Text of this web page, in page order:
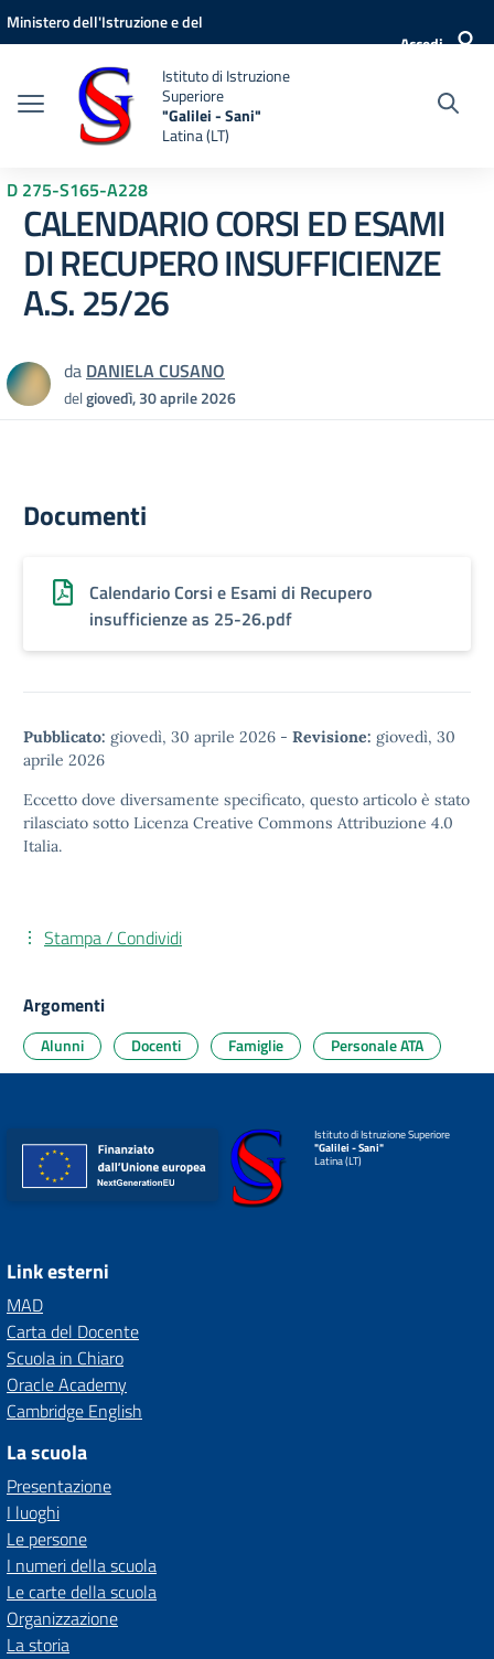
Vai ai contenuti
Vai al menu di navigazione
Vai al footer
Ministero dell'Istruzione e del
Accedi
Istituto di Istruzione
Superiore
"Galilei - Sani"
Latina (LT)
D 275-S165-A228
CALENDARIO CORSI ED ESAMI
DI RECUPERO INSUFFICIENZE
A.S. 25/26
da DANIELA CUSANO
delgiovedì, 30 aprile 2026
Documenti
Calendario Corsi e Esami di Recupero
insufficienze as 25-26.pdf
Pubblicato: giovedì, 30 aprile 2026 - Revisione: giovedì, 30
aprile 2026
Eccetto dove diversamente specificato, questo articolo è stato
rilasciato sotto Licenza Creative Commons Attribuzione 4.0
Italia.
Stampa / Condividi
Argomenti
Alunni Docenti Famiglie Personale ATA
Istituto di Istruzione Superiore
"Galilei - Sani"
Latina (LT)
Link esterni
MAD
Carta del Docente
Scuola in Chiaro
Oracle Academy
Cambridge English
La scuola
Presentazione
I luoghi
Le persone
I numeri della scuola
Le carte della scuola
Organizzazione
La storia